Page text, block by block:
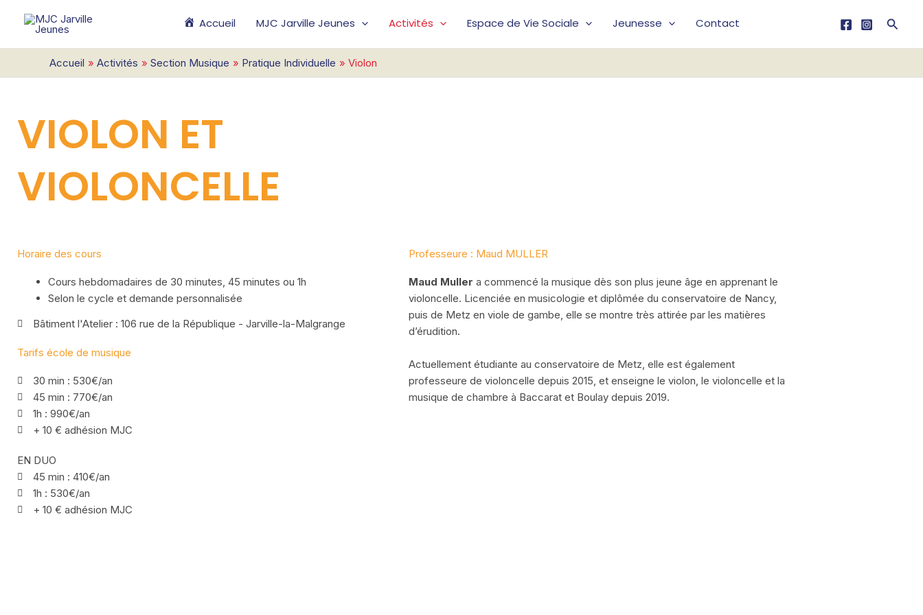
Accueil MJC Jarville Jeunes Activités Espace de Vie Sociale Jeunesse Contact
Accueil Activités Section Musique Pratique Individuelle Violon
VIOLON ET
VIOLONCELLE
Horaire des cours
Cours hebdomadaires de 30 minutes, 45 minutes ou 1h
Selon le cycle et demande personnalisée
Bâtiment l'Atelier : 106 rue de la République - Jarville-la-Malgrange
Tarifs école de musique
30 min : 530€/an
45 min : 770€/an
1h : 990€/an
+ 10 € adhésion MJC
EN DUO
45 min : 410€/an
1h : 530€/an
+ 10 € adhésion MJC
Professeure : Maud MULLER
Maud Muller a commencé la musique dès son plus jeune âge en apprenant le
violoncelle. Licenciée en musicologie et diplômée du conservatoire de Nancy,
puis de Metz en viole de gambe, elle se montre très attirée par les matières
d’érudition.
Actuellement étudiante au conservatoire de Metz, elle est également
professeure de violoncelle depuis 2015, et enseigne le violon, le violoncelle et la
musique de chambre à Baccarat et Boulay depuis 2019.